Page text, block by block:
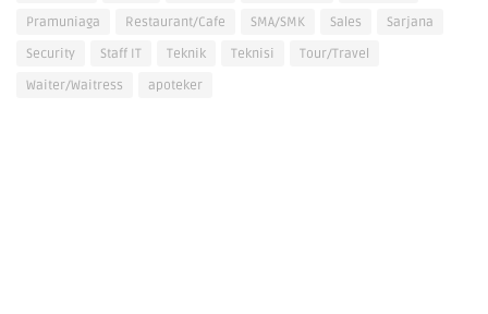
Pramuniaga
Restaurant/Cafe SMA/SMK Sales
Sarjana
Security
Staff IT Teknik Teknisi
Tour/Travel
Waiter/Waitress
apoteker